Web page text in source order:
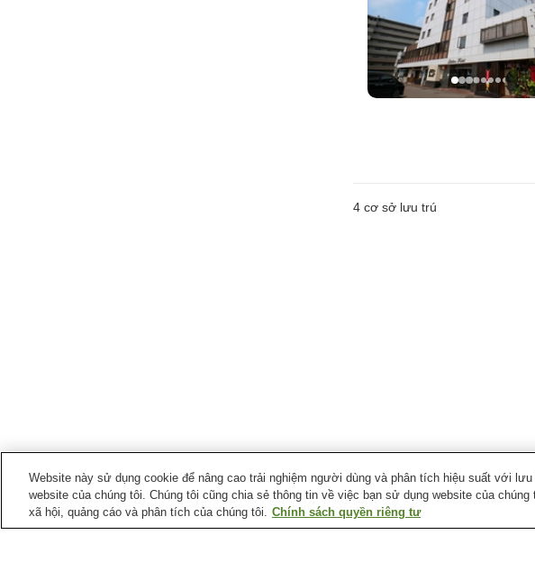
4 cơ sở lưu trú
Ga xe lửa tại Thành phố Minokamo
Website này sử dụng cookie để nâng cao trải nghiệm người dùng và phân tích hiệu suất với
website của chúng tôi. Chúng tôi cũng chia sẻ thông tin về việc bạn sử dụng website của
xã hội, quảng cáo và phân tích của chúng tôi. Chính sách quyền riêng tư